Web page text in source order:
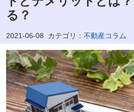
る？
2021-06-08 カテゴリ： 不動産コラム